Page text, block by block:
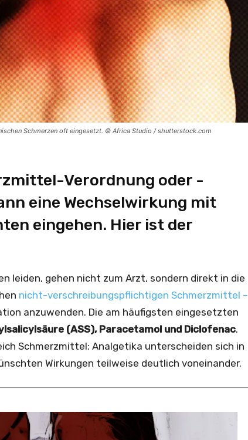
Schmerzen oft eingesetzt. © Africa Studio / shutterstock.com
Verordnung oder -
eine Wechselwirkung mit
eingehen. Hier ist der
leiden, gehen nicht zum Arzt, sondern direkt in die
nicht-verschreibungspflichtigen Schmerzmittel –
anzuwenden. Die am häufigsten eingesetzten
(ASS), Paracetamol und Diclofenac.
Schmerzmittel: Analgetika unterscheiden sich in
Wirkungen teilweise deutlich voneinander.